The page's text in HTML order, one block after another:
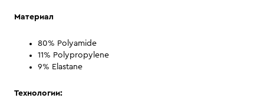
Материал
80% Polyamide
11% Polypropylene
9% Elastane
Технологии: